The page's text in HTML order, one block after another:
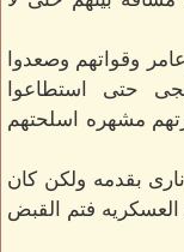
وقواتهم وصعدوا
حتى استطاعوا
مشهره اسلحتهم
بقدمه ولكن كان
العسكريه فتم القبض